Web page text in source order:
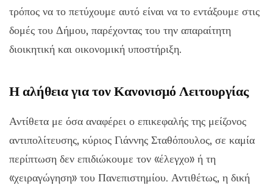
τρόπος να το πετύχουμε αυτό είναι να το εντάξουμε στις
δομές του Δήμου, παρέχοντας του την απαραίτητη
διοικητική και οικονομική υποστήριξη.
Η αλήθεια για τον Κανονισμό Λειτουργίας
Αντίθετα με όσα αναφέρει ο επικεφαλής της μείζονος
αντιπολίτευσης, κύριος Γιάννης Σταθόπουλος, σε καμία
περίπτωση δεν επιδιώκουμε τον «έλεγχο» ή τη
«χειραγώγηση» του Πανεπιστημίου. Αντιθέτως, η δική